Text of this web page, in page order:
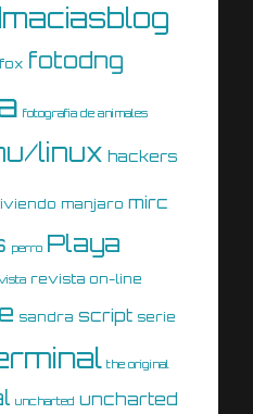
fotodng
fotografia de animales
linux hackers
manjaro mirc
perro Playa
revista on-line
sandra script serie
the original
uncharted uncharted